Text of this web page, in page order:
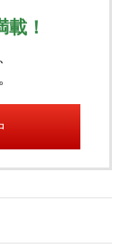
！